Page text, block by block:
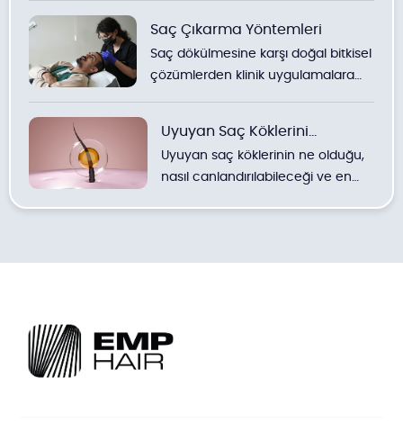
Saç Çıkarma Yöntemleri
Saç dökülmesine karşı doğal bitkisel
çözümlerden klinik uygulamalara
Uyuyan Saç Köklerini
Uyandırmak
Uyuyan saç köklerinin ne olduğu,
nasıl canlandırılabileceği ve en